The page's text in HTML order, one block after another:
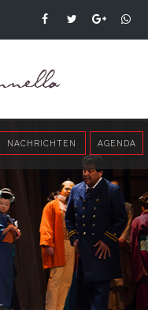
NACHRICHTEN AGENDA